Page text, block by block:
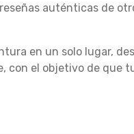
auténticas de
en un solo lugar,
con el objetivo de que